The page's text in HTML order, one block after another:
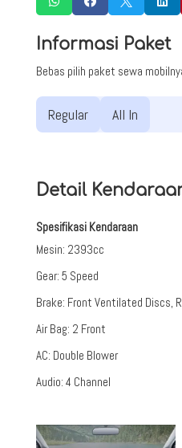
Informasi Paket
Bebas pilih paket sewa
Regular All In
Detail
Spesifikasi Kendaraan
Mesin: 2393cc
Gear: 5 Speed
Brake: Front Ventilated Discs,
Air Bag: 2 Front
AC: Double Blower
Audio: 4 Channel